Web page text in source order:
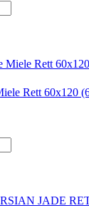
Rett 60x120